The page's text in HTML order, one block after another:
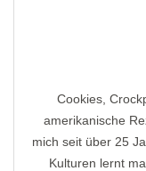
Cookies,
amerikanische
mich seit über 25
Kulturen lernt